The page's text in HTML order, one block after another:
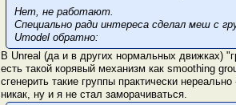
Нет, не работают.
Специально ради интереса сделал меш с
Umodel обратно:
В Unreal (да и в других нормальных движках)
есть такой корявый механизм как smoothing
сгенерить такие группы практически
никак, ну и я не стал заморачиваться.